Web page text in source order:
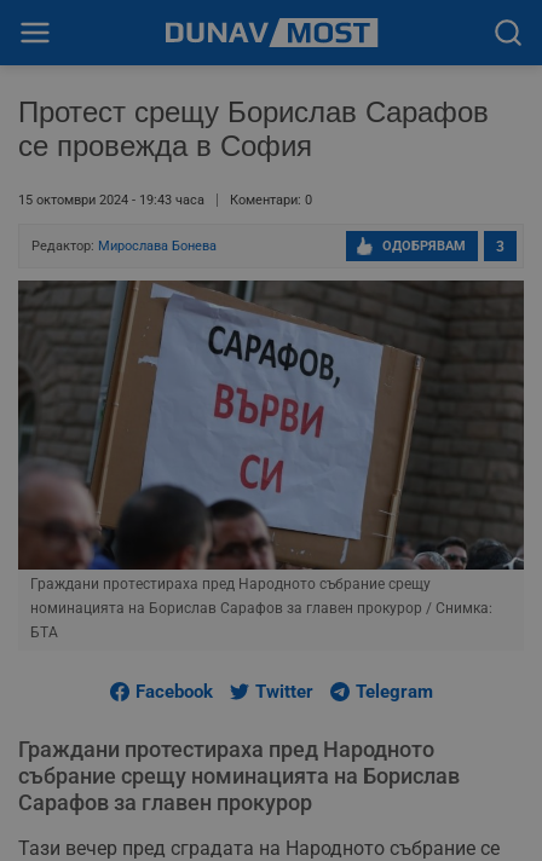
Протест срещу Борислав Сарафов
се провежда в София
15 октомври 2024 - 19:43 часа Коментари: 0
Редактор: Мирослава Бонева 3
ОДОБРЯВАМ
Граждани протестираха пред Народното събрание срещу
номинацията на Борислав Сарафов за главен прокурор / Снимка:
БТА
Facebook Twitter Telegram
Граждани протестираха пред Народното
събрание срещу номинацията на Борислав
Сарафов за главен прокурор
Тази вечер пред сградата на Народното събрание се